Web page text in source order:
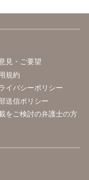
見・ご要望
規約
イバシーポリシー
送信ポリシー
をご検討の弁護士の方